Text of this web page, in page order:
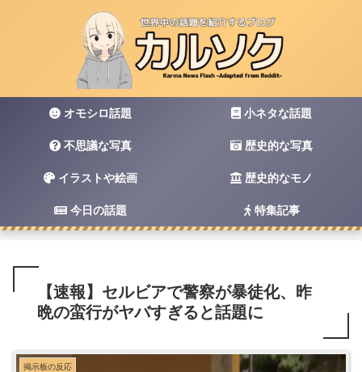
オモシロ話題 小ネタな話題
不思議な写真 歴史的な写真
イラストや絵画 歴史的なモノ
今日の話題 特集記事
【速報】セルビアで警察が暴徒化、昨
晩の蛮行がヤバすぎると話題に
掲示板の反応